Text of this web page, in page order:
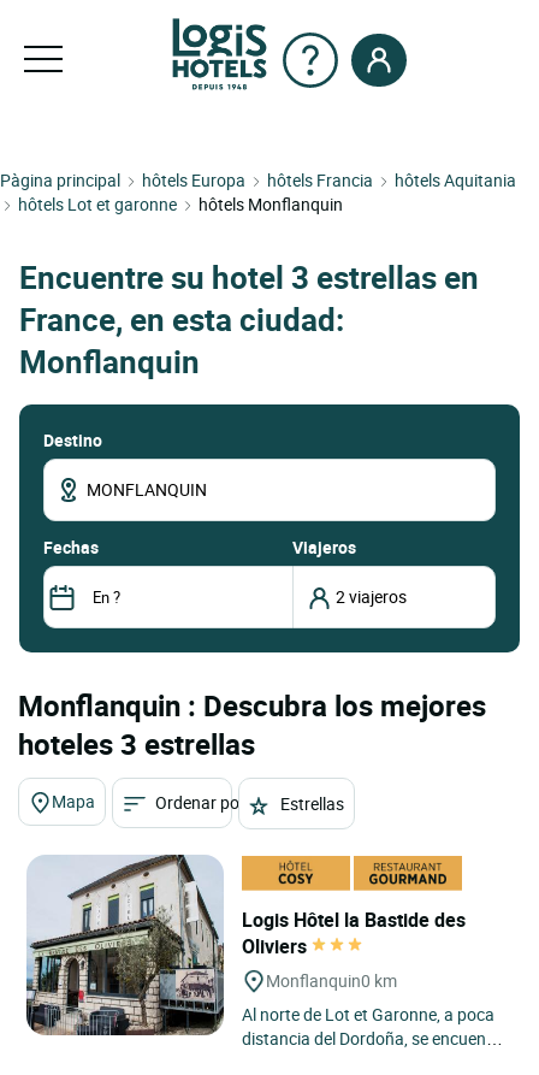
Pàgina principal hôtels Europa hôtels Francia
hôtels Aquitania
hôtels Lot et garonne
hôtels Monflanquin
Encuentre su hotel 3 estrellas en
France, en esta ciudad:
Monflanquin
Destino
fechas Viajeros
Monflanquin : Descubra los mejores
hoteles 3 estrellas
Mapa Ordenar por Estrellas
Logis Hôtel la Bastide des
Oliviers
Monflanquin0 km
Al norte de Lot et Garonne, a poca
distancia del Dordoña, se encuentra